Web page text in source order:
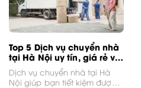
Top 5 Dịch vụ chuyển nhà
tại Hà Nội uy tín, giá rẻ và
chất lượng
Dịch vụ chuyển nhà tại Hà
Nội giúp bạn tiết kiệm được